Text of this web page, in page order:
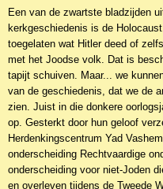
EAN code
9789059993228
Een van de zwartste bladzijden
kerkgeschiedenis is de
toegelaten wat Hitler deed of
met het Joodse volk. Dat is
tapijt schuiven. Maar... we
van de geschiedenis, dat we de
zien. Juist in die donkere
op. Gesterkt door hun geloof
Herdenkingscentrum Yad
onderscheiding Rechtvaardige
onderscheiding voor niet-Joden
en overleven tijdens de Tweede